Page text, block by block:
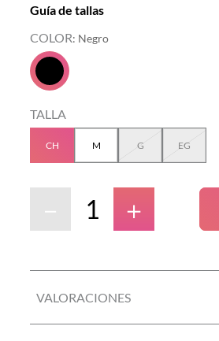
Guía de tallas
COLOR: Negro
TALLA
CH M G EG
＋
－
VALORACIONES